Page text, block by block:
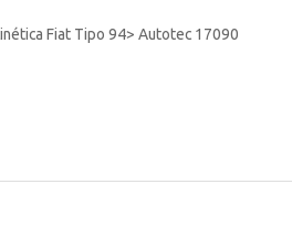
Fiat Tipo 94> Autotec 17090